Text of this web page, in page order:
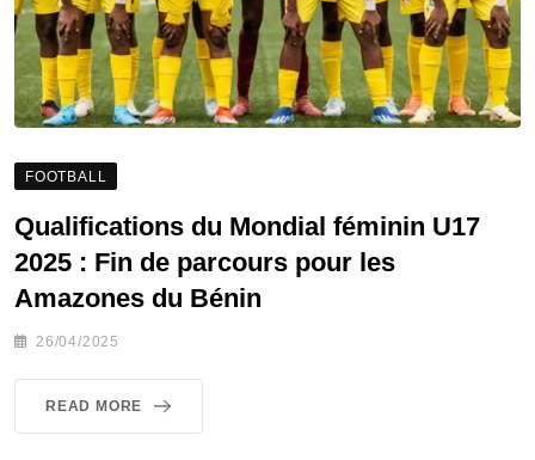
FOOTBALL
Qualifications du Mondial féminin U17
2025 : Fin de parcours pour les
Amazones du Bénin
26/04/2025
READ MORE